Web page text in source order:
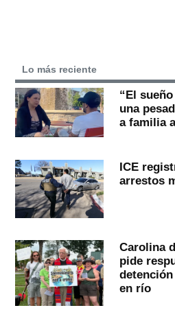
Lo más reciente
“El
una
a familia
ICE
arrestos
Carolina
pide
en río